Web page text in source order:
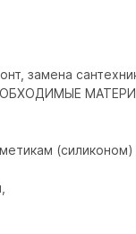
замена